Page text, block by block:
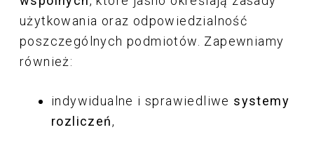
użytkowania oraz odpowiedzialność
poszczególnych podmiotów. Zapewniamy
również:
indywidualne i sprawiedliwe systemy
rozliczeń,